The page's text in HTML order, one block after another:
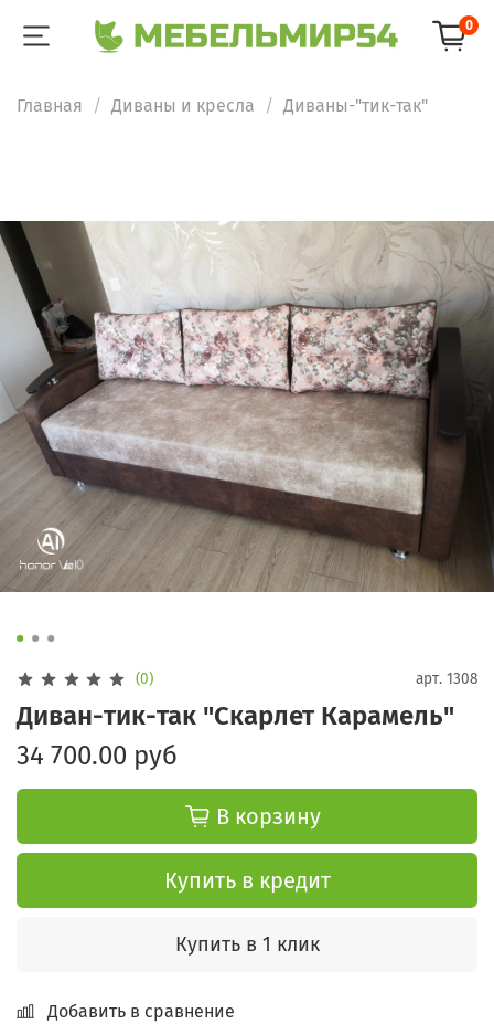
0
Главная Диваны и кресла Диваны-"тик-так"
(0) арт. 1308
Диван-тик-так "Скарлет Карамель"
34 700.00 руб
В корзину
Купить в кредит
Купить в 1 клик
Добавить в сравнение